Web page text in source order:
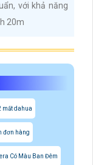
với khả năng
20m
mắt dahua
đơn hàng
Có Màu Ban Đêm